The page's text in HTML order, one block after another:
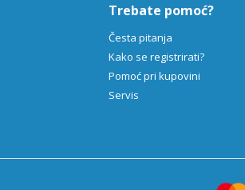
Trebate pomoć?
Česta pitanja
Kako se registrirati?
Pomoć pri kupovini
Servis